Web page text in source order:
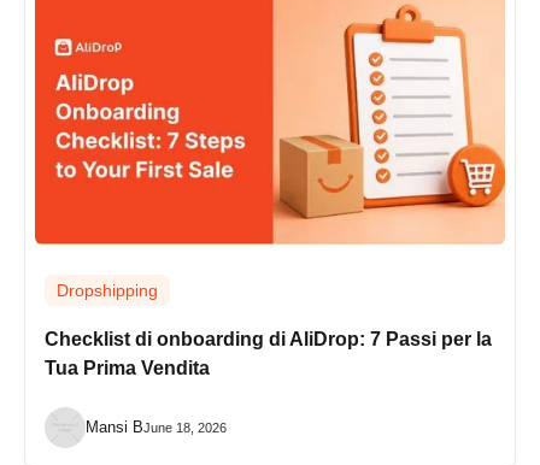
Dropshipping
Checklist di onboarding di AliDrop: 7 Passi per la
Tua Prima Vendita
Mansi BJune 18, 2026